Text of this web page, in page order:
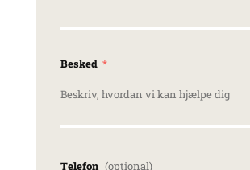
Besked
Telefon